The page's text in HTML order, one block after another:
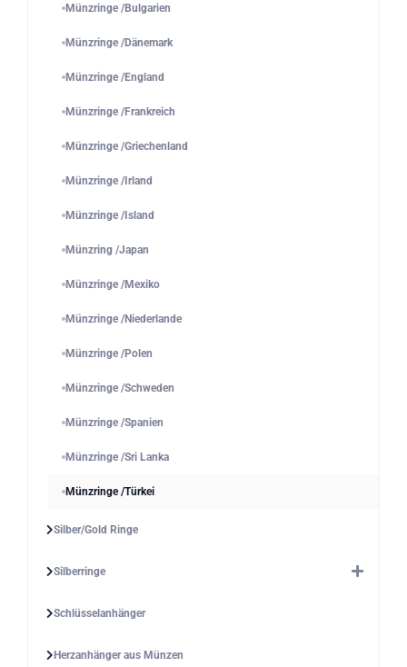
Münzringe /Bulgarien
Münzringe /Dänemark
Münzringe /England
Münzringe /Frankreich
Münzringe /Griechenland
Münzringe /Irland
Münzringe /Island
Münzring /Japan
Münzringe /Mexiko
Münzringe /Niederlande
Münzringe /Polen
Münzringe /Schweden
Münzringe /Spanien
Münzringe /Sri Lanka
Münzringe /Türkei
Silber/Gold Ringe
Silberringe
Schlüsselanhänger
Herzanhänger aus Münzen